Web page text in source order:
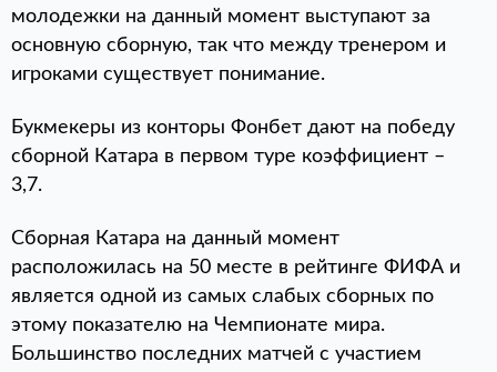
молодежки на данный момент выступают за
основную сборную, так что между тренером и
игроками существует понимание.
Букмекеры из конторы Фонбет дают на победу
сборной Катара в первом туре коэффициент –
3,7.
Сборная Катара на данный момент
расположилась на 50 месте в рейтинге ФИФА и
является одной из самых слабых сборных по
этому показателю на Чемпионате мира.
Большинство последних матчей с участием